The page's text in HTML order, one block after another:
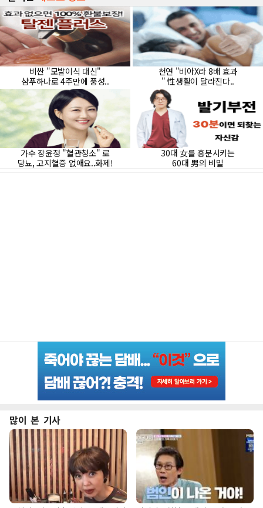
많이 본 기사